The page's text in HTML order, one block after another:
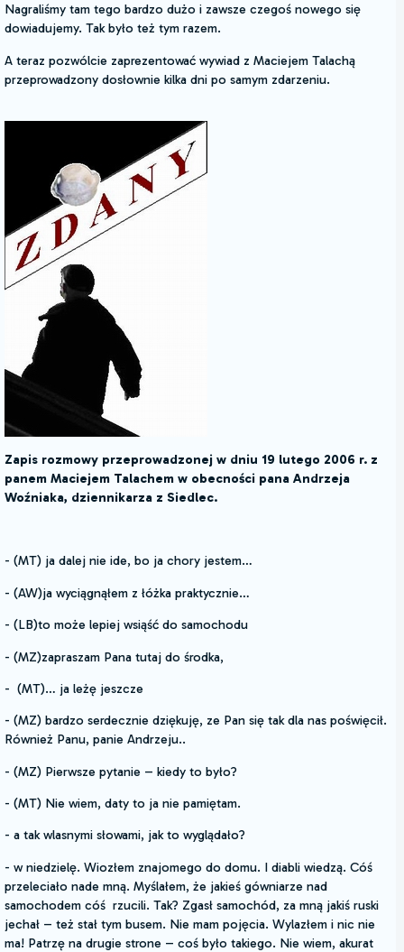
Nagraliśmy tam tego bardzo dużo i zawsze czegoś nowego się
dowiadujemy. Tak było też tym razem.
A teraz pozwólcie zaprezentować wywiad z Maciejem Talachą
przeprowadzony dosłownie kilka dni po samym zdarzeniu.
Zapis rozmowy przeprowadzonej w dniu 19 lutego 2006 r. z
panem Maciejem Talachem w obecności pana Andrzeja
Woźniaka, dziennikarza z Siedlec.
- (MT) ja dalej nie ide, bo ja chory jestem…
- (AW)ja wyciągnąłem z łóżka praktycznie…
- (LB)to może lepiej wsiąść do samochodu
- (MZ)zapraszam Pana tutaj do środka,
- (MT)… ja leżę jeszcze
- (MZ) bardzo serdecznie dziękuję, ze Pan się tak dla nas poświęcił.
Również Panu, panie Andrzeju..
- (MZ) Pierwsze pytanie – kiedy to było?
- (MT) Nie wiem, daty to ja nie pamiętam.
- a tak wlasnymi słowami, jak to wyglądało?
- w niedzielę. Wiozłem znajomego do domu. I diabli wiedzą. Cóś
przeleciało nade mną. Myślałem, że jakieś gówniarze nad
samochodem cóś rzucili. Tak? Zgasł samochód, za mną jakiś ruski
jechał – też stał tym busem. Nie mam pojęcia. Wylazłem i nic nie
ma! Patrzę na drugie strone – coś było takiego. Nie wiem, akurat